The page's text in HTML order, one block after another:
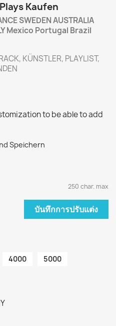
Kaufen
SWEDEN AUSTRALIA
Mexico Portugal Brazil
KÜNSTLER, PLAYLIST,
to be able to add
Speichern
250 char. max
บันทึกการปรับแต่ง
4000
5000